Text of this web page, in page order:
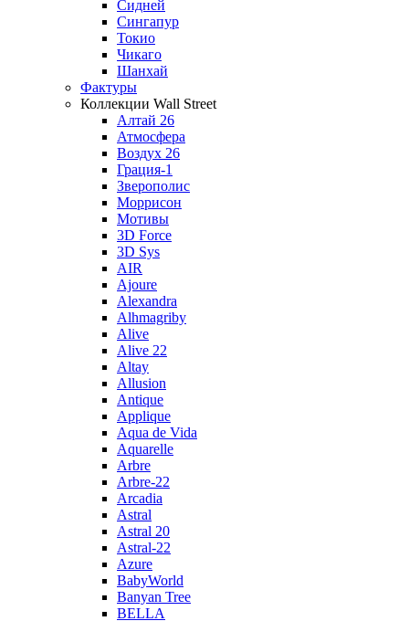
Сидней
Сингапур
Токио
Чикаго
Шанхай
Фактуры
Коллекции Wall Street
Алтай 26
Атмосфера
Воздух 26
Грация-1
Зверополис
Моррисон
Мотивы
3D Force
3D Sys
AIR
Ajoure
Alexandra
Alhmagriby
Alive
Alive 22
Altay
Allusion
Antique
Applique
Aqua de Vida
Aquarelle
Arbre
Arbre-22
Arcadia
Astral
Astral 20
Astral-22
Azure
BabyWorld
Banyan Tree
BELLA